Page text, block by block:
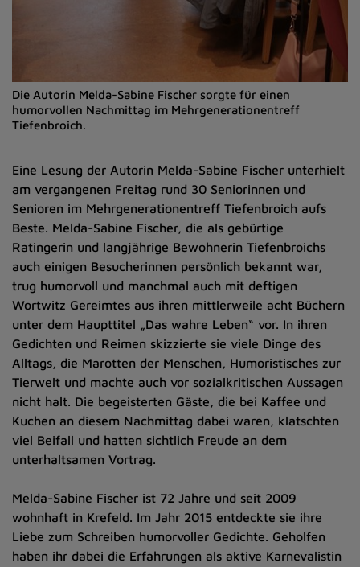
Die Autorin Melda-Sabine Fischer sorgte für einen
humorvollen Nachmittag im Mehrgenerationentreff
Tiefenbroich.
Eine Lesung der Autorin Melda-Sabine Fischer unterhielt
am vergangenen Freitag rund 30 Seniorinnen und
Senioren im Mehrgenerationentreff Tiefenbroich aufs
Beste. Melda-Sabine Fischer, die als gebürtige
Ratingerin und langjährige Bewohnerin Tiefenbroichs
auch einigen Besucherinnen persönlich bekannt war,
trug humorvoll und manchmal auch mit deftigen
Wortwitz Gereimtes aus ihren mittlerweile acht Büchern
unter dem Haupttitel „Das wahre Leben“ vor. In ihren
Gedichten und Reimen skizzierte sie viele Dinge des
Alltags, die Marotten der Menschen, Humoristisches zur
Tierwelt und machte auch vor sozialkritischen Aussagen
nicht halt. Die begeisterten Gäste, die bei Kaffee und
Kuchen an diesem Nachmittag dabei waren, klatschten
viel Beifall und hatten sichtlich Freude an dem
unterhaltsamen Vortrag.
Melda-Sabine Fischer ist 72 Jahre und seit 2009
wohnhaft in Krefeld. Im Jahr 2015 entdeckte sie ihre
Liebe zum Schreiben humorvoller Gedichte. Geholfen
haben ihr dabei die Erfahrungen als aktive Karnevalistin